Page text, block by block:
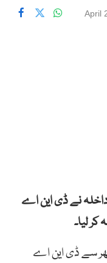
April
نے ڈی این اے
لیا۔
سے ڈی این اے